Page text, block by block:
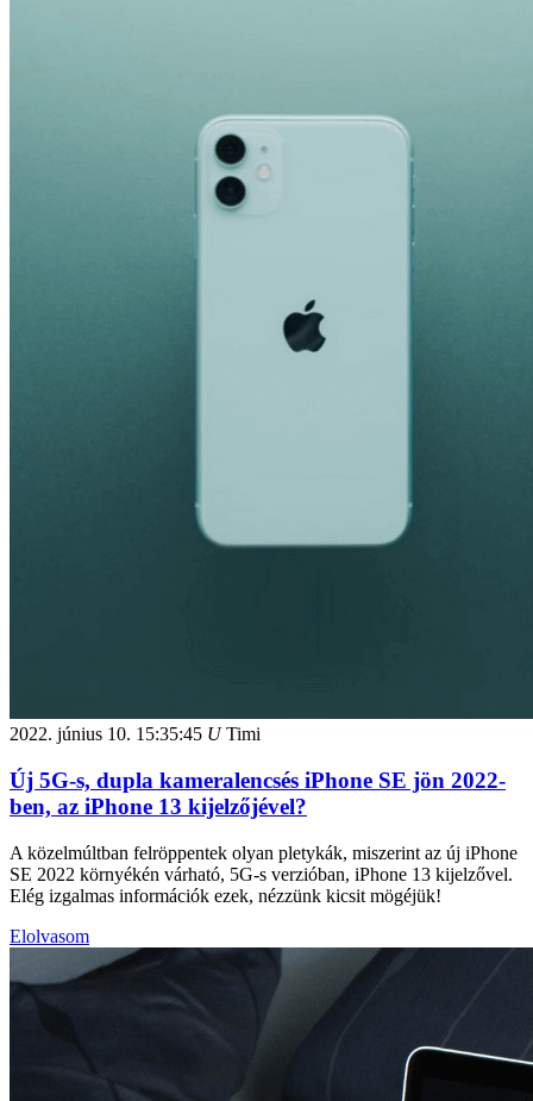
2022. június 10. 15:35:45 UTimi
Új 5G-s, dupla kameralencsés iPhone SE jön 2022-
ben, az iPhone 13 kijelzőjével?
A közelmúltban felröppentek olyan pletykák, miszerint az új iPhone
SE 2022 környékén várható, 5G-s verzióban, iPhone 13 kijelzővel.
Elég izgalmas információk ezek, nézzünk kicsit mögéjük!
Elolvasom